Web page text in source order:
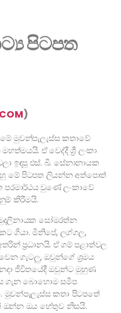
පිටපත
)
මුවන්පැලැස්ස කතාවේ
ඒ වෙද්දී ශ්‍රී ලංකා
ඉඳපු එස්. බී. සේනානායක
මේ පිටපත ලියන්න අත්පොත්
වුණේ ලංකාවේ
කිරීමයි.
සෝමරත්න
ගියා. මිනිපේ, ලග්ගල,
ප්‍රධානයි. ඒ ගම් පළාත්වල
ගැටලු, ඔවුන්ගේ ශ්‍රමය
ජීවිතයේදී ඔවුන්ට මුහුණ
ගැන බොහොම සමීප
කතා පිටපතේ
ඔන්න ඔය හේතුව නිසයි.